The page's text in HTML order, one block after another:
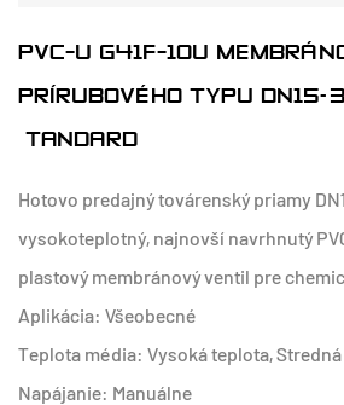
PVC-U G41F-10U
PRÍRUBOVÉHO TYPU
ŠTANDARD
Hotovo predajný továrenský priamy
vysokoteplotný, najnovší navrhnutý
plastový membránový ventil pre
Aplikácia: Všeobecné
Teplota média: Vysoká teplota,
Napájanie: Manuálne